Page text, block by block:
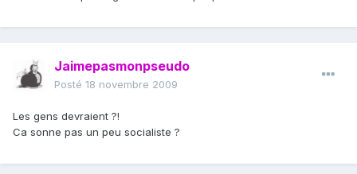
Jaimepasmonpseudo
Posté 18 novembre 2009
Les gens devraient ?!
Ca sonne pas un peu socialiste ?